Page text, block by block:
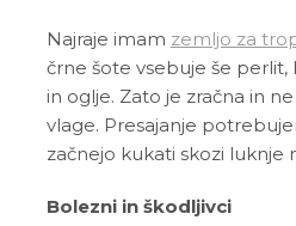
Najraje imam zemljo za
črne šote vsebuje še perlit,
in oglje. Zato je zračna in
vlage. Presajanje
začnejo kukati skozi luknje
Bolezni in škodljivci